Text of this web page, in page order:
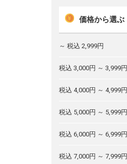
価格から選ぶ
～ 税込 2,999円
税込 3,000円 ～ 3,999円
税込 4,000円 ～ 4,999円
税込 5,000円 ～ 5,999円
税込 6,000円 ～ 6,999円
税込 7,000円 ～ 7,999円